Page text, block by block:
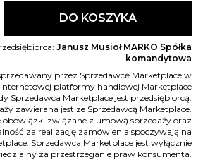
DO KOSZYKA
Janusz Musioł MARKO Spółka
komandytowa
przez Sprzedawcę Marketplace w
platformy handlowej Marketplace
Sprzedawca Marketplace jest przedsiębiorcą.
zawierana jest ze Sprzedawcą Marketplace.
obowiązki związane z umową sprzedaży oraz
za realizację zamówienia spoczywają na
Sprzedawca Marketplace jest wyłącznie
za przestrzeganie praw konsumenta.